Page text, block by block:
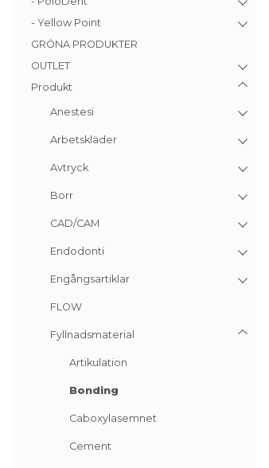
- Yellow Point
GRÖNA PRODUKTER
OUTLET
Produkt
Anestesi
Arbetskläder
Avtryck
Borr
CAD/CAM
Endodonti
Engångsartiklar
FLOW
Fyllnadsmaterial
Artikulation
Bonding
Caboxylasemnet
Cement